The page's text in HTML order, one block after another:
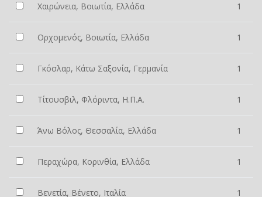
Χαιρώνεια, Βοιωτία, Ελλάδα 1
Ορχομενός, Βοιωτία, Ελλάδα 1
Γκόσλαρ, Κάτω Σαξονία, Γερμανία 1
Τίτουσβιλ, Φλόριντα, Η.Π.Α. 1
Άνω Βόλος, Θεσσαλία, Ελλάδα 1
Περαχώρα, Κορινθία, Ελλάδα 1
Βενετία, Βένετο, Ιταλία 1